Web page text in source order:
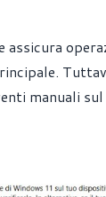
assicura
manuali